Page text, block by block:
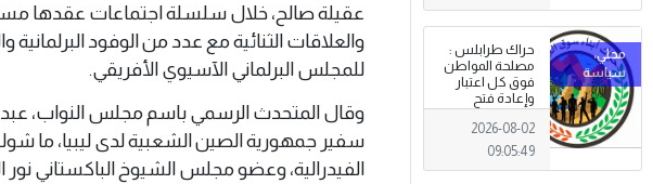
حراك طرابلس :
مصلحة المواطن
فوق كل اعتبار
وإعادة فتح
المؤسسات
جاءت استجابةً
للإرادة الشعبية
2026-08-02
09:05:49
عقيلة صالح، خلال سلسلة اجتماعات عقدها مساء
والعلاقات الثنائية مع عدد من الوفود
للمجلس البرلماني الآسيوي الأفريقي.
وقال المتحدث الرسمي باسم مجلس النواب،
سفير جمهورية الصين الشعبية لدى ليبيا، ما
الفيدرالية، وعضو مجلس الشيوخ الباكستاني